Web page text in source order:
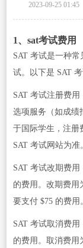
2023-09-25 01:45
1、sat考试费用
SAT 考试是一种
试。以下是 SAT
SAT 考试注册费
选项服务（如成绩
于国际学生，注册
SAT 考试网站为准
SAT 考试改期费
的费用。改期费用
要支付 $75 的费用
SAT 考试取消费
的费用。取消费用